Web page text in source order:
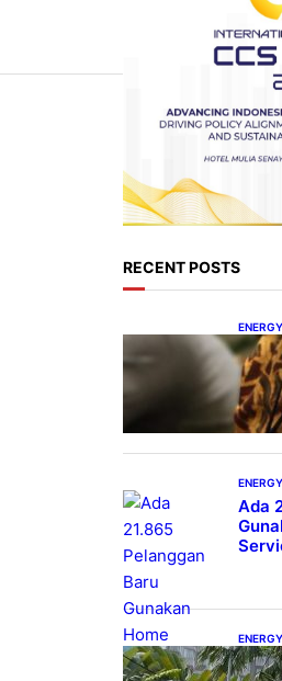
RECENT POSTS
ENERGY
jadi
GW
ENERGY
Ada
ENERGY